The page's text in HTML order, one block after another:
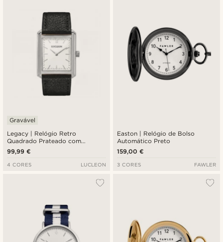
Legacy | Relógio Retro
Quadrado Prateado com
Mostrador Branco e Pulseira em
Pele Preta
Gravável
99,99 €
4 CORES LUCLEON
Easton | Relógio de Bolso
Automático Preto
159,00 €
3 CORES FAWLER